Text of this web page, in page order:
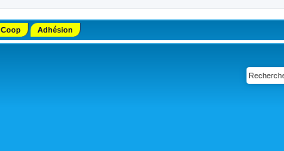
Coop Adhésion